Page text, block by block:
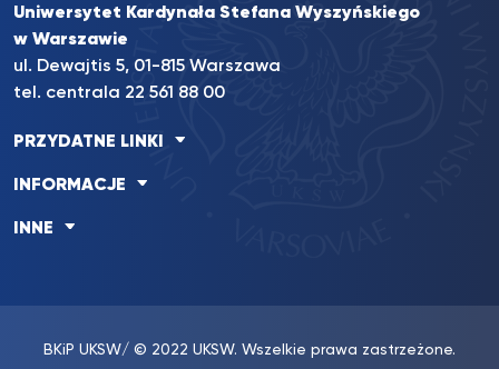
Uniwersytet Kardynała Stefana Wyszyńskiego
w Warszawie
ul. Dewajtis 5, 01-815 Warszawa
tel. centrala 22 561 88 00
PRZYDATNE LINKI
INFORMACJE
INNE
BKiP UKSW/ © 2022 UKSW. Wszelkie prawa zastrzeżone.